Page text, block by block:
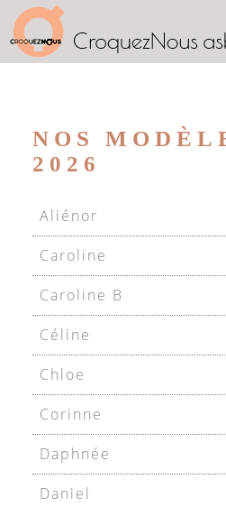
NOS
2026
Aliénor
Caroline
Caroline B
Céline
Chloe
Corinne
Daphnée
Daniel